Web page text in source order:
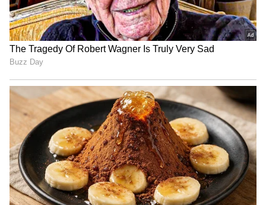
LATEST VIDEOS
கோயில் திருவிழா நிறைவு:
திரளான பக்தர்கள் தரிசனம்!
நம்பர் 1 டிரெண்டிங்கில் 'தக்காளி
வெற்றி கழகம்' பஸ்! யார் பாத்த
வேலைடா இது?